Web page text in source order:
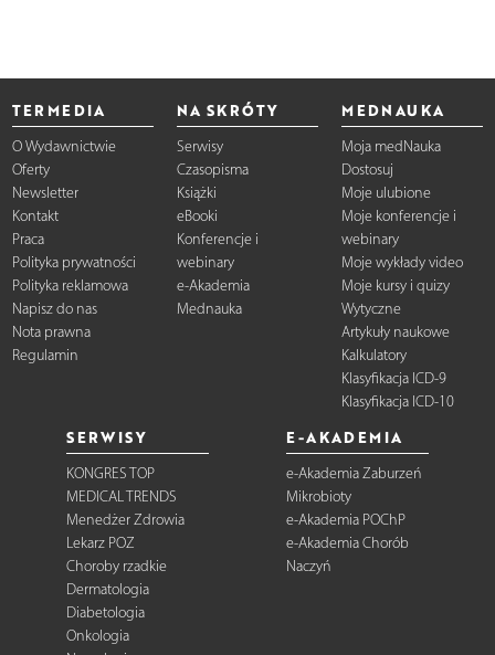
TERMEDIA
O Wydawnictwie
Oferty
Newsletter
Kontakt
Praca
Polityka prywatności
Polityka reklamowa
Napisz do nas
Nota prawna
Regulamin
NA SKRÓTY
Serwisy
Czasopisma
Książki
eBooki
Konferencje i
webinary
e-Akademia
Mednauka
MEDNAUKA
Moja medNauka
Dostosuj
Moje ulubione
Moje konferencje i
webinary
Moje wykłady video
Moje kursy i quizy
Wytyczne
Artykuły naukowe
Kalkulatory
Klasyfikacja ICD-9
Klasyfikacja ICD-10
SERWISY
KONGRES TOP
MEDICAL TRENDS
Menedżer Zdrowia
Lekarz POZ
Choroby rzadkie
Dermatologia
Diabetologia
Onkologia
E-AKADEMIA
e-Akademia Zaburzeń
Mikrobioty
e-Akademia POChP
e-Akademia Chorób
Naczyń